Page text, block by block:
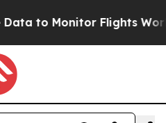
Flights Worldwide Red